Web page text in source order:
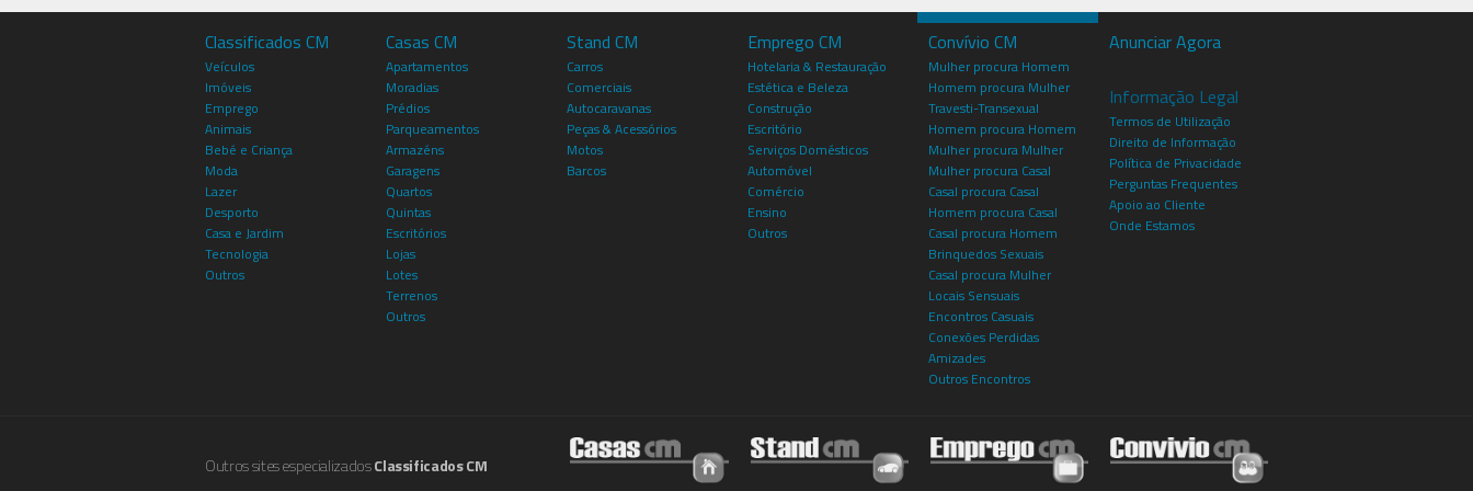
Classificados CM
Veículos
Imóveis
Emprego
Animais
Bebé e Criança
Moda
Lazer
Desporto
Casa e Jardim
Tecnologia
Outros
Casas CM
Apartamentos
Moradias
Prédios
Parqueamentos
Armazéns
Garagens
Quartos
Quintas
Escritórios
Lojas
Lotes
Terrenos
Outros
Stand CM
Carros
Comerciais
Autocaravanas
Peças & Acessórios
Motos
Barcos
Emprego CM
Hotelaria & Restauração
Estética e Beleza
Construção
Escritório
Serviços Domésticos
Automóvel
Comércio
Ensino
Outros
Convívio CM
Mulher procura Homem
Homem procura Mulher
Travesti-Transexual
Homem procura Homem
Mulher procura Mulher
Mulher procura Casal
Casal procura Casal
Homem procura Casal
Casal procura Homem
Brinquedos Sexuais
Casal procura Mulher
Locais Sensuais
Encontros Casuais
Conexões Perdidas
Amizades
Outros Encontros
Anunciar Agora
Informação Legal
Termos de Utilização
Direito de Informação
Política de Privacidade
Perguntas Frequentes
Apoio ao Cliente
Onde Estamos
Outros sites especializadosClassificados CM